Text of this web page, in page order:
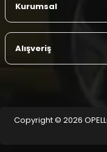
Kurumsal
Alışveriş
Copyright © 2026